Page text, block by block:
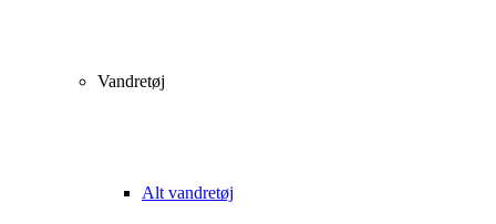
Vandretøj
Alt vandretøj